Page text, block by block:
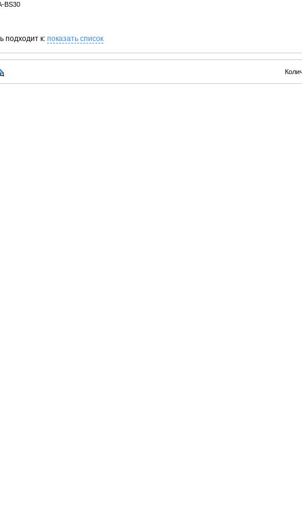
BS30
подходит к: показать список